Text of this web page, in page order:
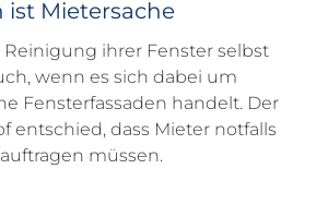
ist Mietersache
ihrer Fenster selbst
wenn es sich dabei um
Fensterfassaden handelt. Der
entschied, dass Mieter notfalls
müssen.